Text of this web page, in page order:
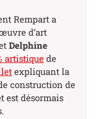
Rempart a
d’art
Delphine
artistiquede
expliquant la
construction de
est désormais